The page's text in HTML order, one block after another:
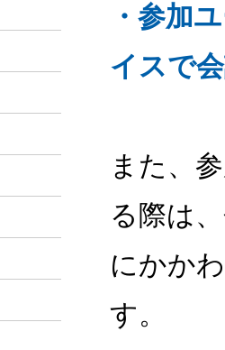
・参加
イスで
また、
る際は
にかか
す。